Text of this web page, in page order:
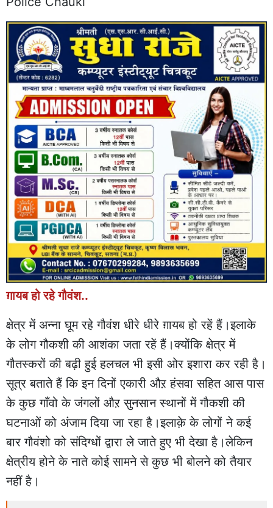
ग़ायब हो रहे गौवंश..
क्षेत्र में अन्ना घूम रहे गौवंश धीरे धीरे ग़ायब हो रहें हैं।इलाके
के लोग गौकशी की आशंका जता रहें हैं।क्योंकि क्षेत्र में
गौतस्करों की बढ़ी हुई हलचल भी इसी ओर इशारा कर रही है।
सूत्र बताते हैं कि इन दिनों एकारी औऱ हंसवा सहित आस पास
के कुछ गाँवो के जंगलों औऱ सुनसान स्थानों में गौकशी की
घटनाओं को अंजाम दिया जा रहा है।इलाक़े के लोगों ने कई
बार गौवंशो को संदिग्धों द्वारा ले जाते हुए भी देखा है।लेकिन
क्षेत्रीय होने के नाते कोई सामने से कुछ भी बोलने को तैयार
नहीं है।